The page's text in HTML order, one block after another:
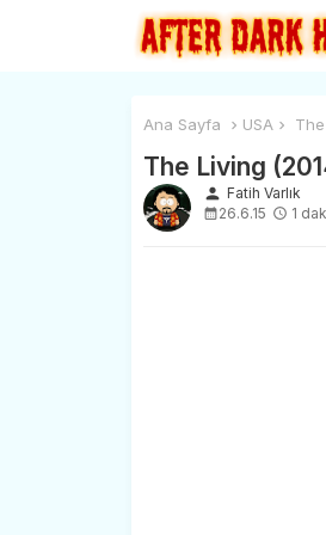
Ana Sayfa USA
The Living
person Fatih Varlık
26.6.15
1